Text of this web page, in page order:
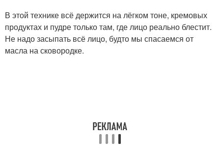
В этой технике всё держится на лёгком тоне, кремовых
продуктах и пудре только там, где лицо реально блестит.
Не надо засыпать всё лицо, будто мы спасаемся от
масла на сковородке.